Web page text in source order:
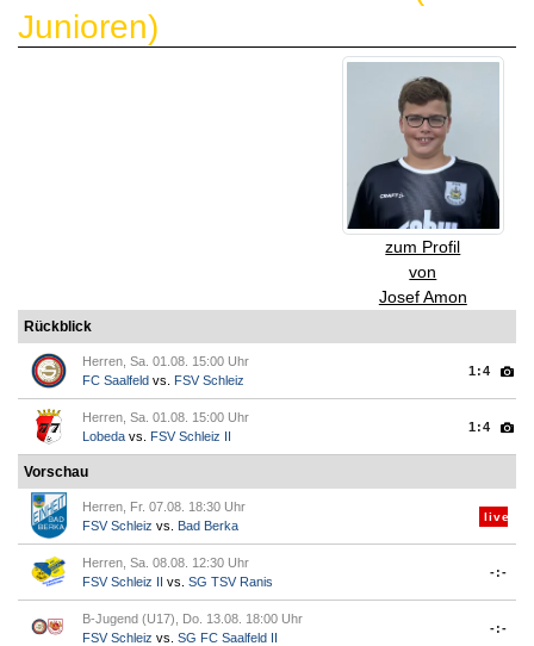
Junioren)
zum Profil
von
Josef Amon
Rückblick
Herren, Sa. 01.08. 15:00 Uhr
FC Saalfeld vs. FSV Schleiz
1:4
Herren, Sa. 01.08. 15:00 Uhr
Lobeda vs. FSV Schleiz II
1:4
Vorschau
Herren, Fr. 07.08. 18:30 Uhr
FSV Schleiz vs. Bad Berka
live
Herren, Sa. 08.08. 12:30 Uhr
FSV Schleiz II vs. SG TSV Ranis
-:-
B-Jugend (U17), Do. 13.08. 18:00 Uhr
FSV Schleiz vs. SG FC Saalfeld II
-:-